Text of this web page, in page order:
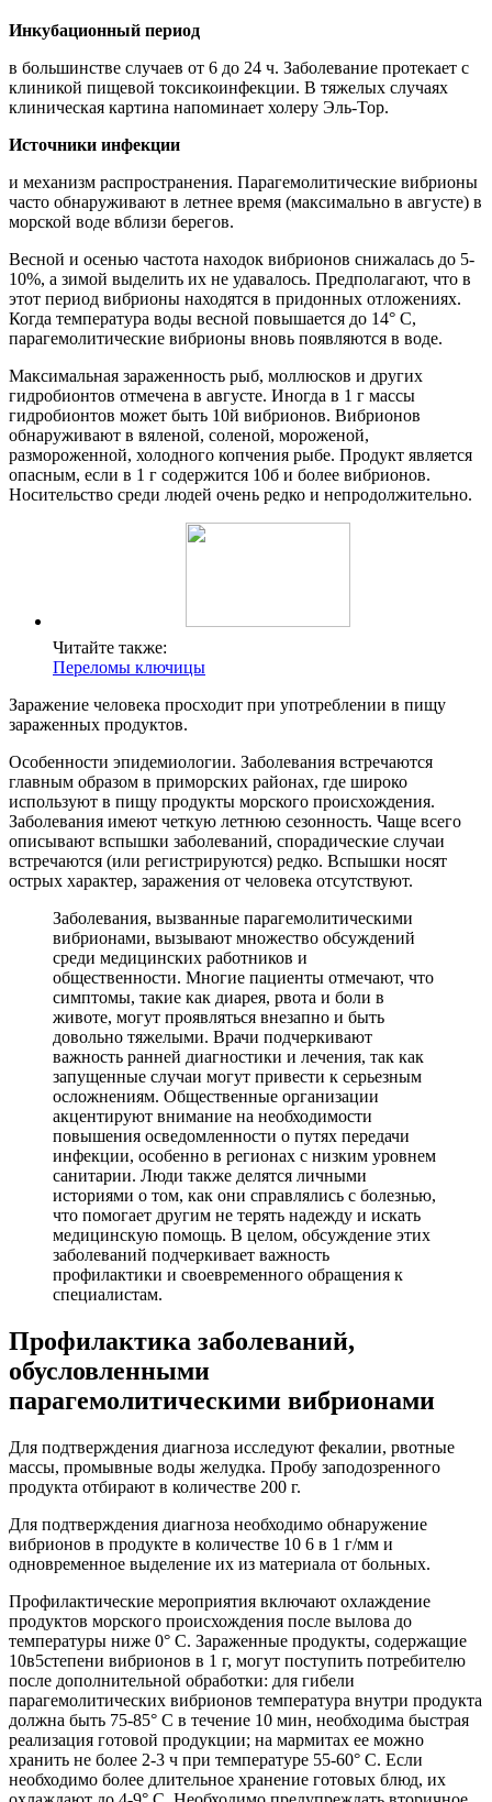
Инкубационный период
в большинстве случаев от 6 до 24 ч. Заболевание протекает с
клиникой пищевой токсикоинфекции. В тяжелых случаях
клиническая картина напоминает холеру Эль-Тор.
Источники инфекции
и механизм распространения. Парагемолитические вибрионы
часто обнаруживают в летнее время (максимально в августе) в
морской воде вблизи берегов.
Весной и осенью частота находок вибрионов снижалась до 5-
10%, а зимой выделить их не удавалось. Предполагают, что в
этот период вибрионы находятся в придонных отложениях.
Когда температура воды весной повышается до 14° С,
парагемолитические вибрионы вновь появляются в воде.
Максимальная зараженность рыб, моллюсков и других
гидробионтов отмечена в августе. Иногда в 1 г массы
гидробионтов может быть 10й вибрионов. Вибрионов
обнаруживают в вяленой, соленой, мороженой,
размороженной, холодного копчения рыбе. Продукт является
опасным, если в 1 г содержится 10б и более вибрионов.
Носительство среди людей очень редко и непродолжительно.
Читайте также:
Переломы ключицы
Заражение человека просходит при употреблении в пищу
зараженных продуктов.
Особенности эпидемиологии. Заболевания встречаются
главным образом в приморских районах, где широко
используют в пищу продукты морского происхождения.
Заболевания имеют четкую летнюю сезонность. Чаще всего
описывают вспышки заболеваний, спорадические случаи
встречаются (или регистрируются) редко. Вспышки носят
острых характер, заражения от человека отсутствуют.
Заболевания, вызванные парагемолитическими
вибрионами, вызывают множество обсуждений
среди медицинских работников и
общественности. Многие пациенты отмечают, что
симптомы, такие как диарея, рвота и боли в
животе, могут проявляться внезапно и быть
довольно тяжелыми. Врачи подчеркивают
важность ранней диагностики и лечения, так как
запущенные случаи могут привести к серьезным
осложнениям. Общественные организации
акцентируют внимание на необходимости
повышения осведомленности о путях передачи
инфекции, особенно в регионах с низким уровнем
санитарии. Люди также делятся личными
историями о том, как они справлялись с болезнью,
что помогает другим не терять надежду и искать
медицинскую помощь. В целом, обсуждение этих
заболеваний подчеркивает важность
профилактики и своевременного обращения к
специалистам.
Профилактика заболеваний,
обусловленными
парагемолитическими вибрионами
Для подтверждения диагноза исследуют фекалии, рвотные
массы, промывные воды желудка. Пробу заподозренного
продукта отбирают в количестве 200 г.
Для подтверждения диагноза необходимо обнаружение
вибрионов в продукте в количестве 10 6 в 1 г/мм и
одновременное выделение их из материала от больных.
Профилактические мероприятия включают охлаждение
продуктов морского происхождения после вылова до
температуры ниже 0° С. Зараженные продукты, содержащие
10в5степени вибрионов в 1 г, могут поступить потребителю
после дополнительной обработки: для гибели
парагемолитических вибрионов температура внутри продукта
должна быть 75-85° С в течение 10 мин, необходима быстрая
реализация готовой продукции; на мармитах ее можно
хранить не более 2-3 ч при температуре 55-60° С. Если
необходимо более длительное хранение готовых блюд, их